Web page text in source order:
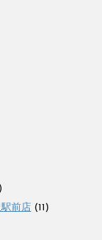
前店 (11)